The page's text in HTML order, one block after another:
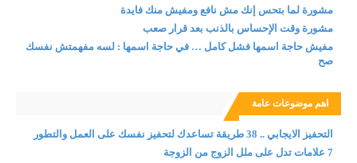
مشورة لما بتحس إنك مش نافع ومفيش منك فايدة
مشورة وقت الإحساس بالذنب بعد قرار صعب
مفيش حاجة اسمها فشل كامل … في حاجة اسمها : لسه مفهمتش نفسك
صح
اهم موضوعات عامة
التحفيز الايجابي .. 38 طريقة تساعدك لتحفيز نفسك على العمل والتطور
7 علامات تدل على ملل الزوج من الزوجة